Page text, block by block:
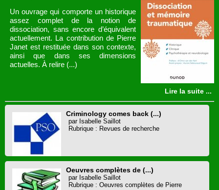
Un ouvrage qui comporte un historique
assez complet de la notion de
dissociation, sans encore d’équivalent
actuellement. La contribution de Pierre
Janet est restituée dans son contexte,
ainsi que dans ses dimensions
actuelles. À relire (...)
Lire la suite ...
Criminology comes back (...)
par Isabelle Saillot
Rubrique : Revues de recherche
Oeuvres complètes de (...)
par Isabelle Saillot
Rubrique : Oeuvres complètes de Pierre